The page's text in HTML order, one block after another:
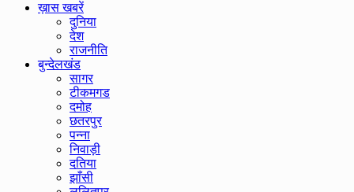
ख़ास खबरें
दुनिया
देश
राजनीति
बुन्देलखंड
सागर
टीकमगड
दमोह
छतरपुर
पन्ना
निवाड़ी
दतिया
झाँसी